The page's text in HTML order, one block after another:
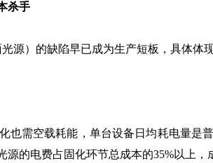
杀手
）的缺陷早已成为生产短板，具体体现
需空载耗能，单台设备日均耗电量是
的电费占固化环节总成本的35%以上，